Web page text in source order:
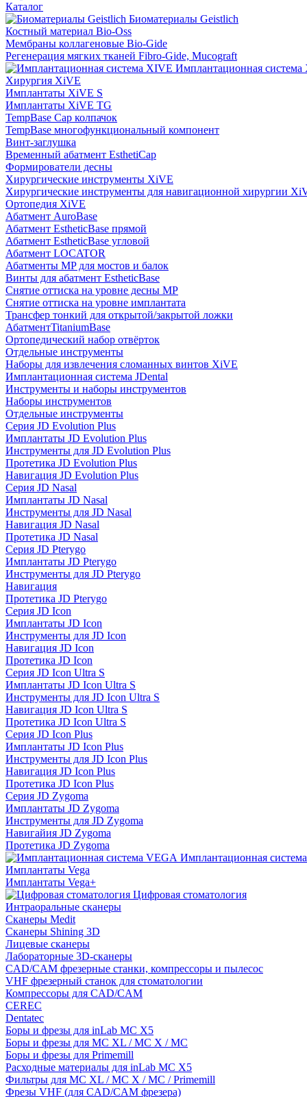
Каталог
Биоматериалы Geistlich
Костный материал Bio-Oss
Мембраны коллагеновые Bio-Gide
Регенерация мягких тканей Fibro-Gide, Mucograft
Имплантационная
Хирургия XiVE
Имплантаты XiVE S
Имплантаты XiVE TG
TempBase Cap колпачок
TempBase многофункциональный компонент
Винт-заглушка
Временный абатмент EsthetiCap
Формирователи десны
Хирургические инструменты XiVE
Хирургические инструменты для навигационной хирургии
Ортопедия XiVE
Абатмент AuroBase
Абатмент EstheticBase прямой
Абатмент EstheticBase угловой
Абатмент LOCATOR
Абатменты MP для мостов и балок
Винты для абатмент EstheticBase
Снятие оттиска на уровне десны MP
Снятие оттиска на уровне имплантата
Трансфер тонкий для открытой/закрытой ложки
АбатментTitaniumBase
Ортопедический набор отвёрток
Отдельные инструменты
Наборы для извлечения сломанных винтов XiVE
Имплантационная система JDental
Инструменты и наборы инструментов
Наборы инструментов
Отдельные инструменты
Серия JD Evolution Plus
Имплантаты JD Evolution Plus
Инструменты для JD Evolution Plus
Протетика JD Evolution Plus
Навигация JD Evolution Plus
Серия JD Nasal
Имплантаты JD Nasal
Инструменты для JD Nasal
Навигация JD Nasal
Протетика JD Nasal
Серия JD Pterygo
Имплантаты JD Pterygo
Инструменты для JD Pterygo
Навигация
Протетика JD Pterygo
Серия JD Icon
Имплантаты JD Icon
Инструменты для JD Icon
Навигация JD Icon
Протетика JD Icon
Серия JD Icon Ultra S
Имплантаты JD Icon Ultra S
Инструменты для JD Icon Ultra S
Навигация JD Icon Ultra S
Протетика JD Icon Ultra S
Серия JD Icon Plus
Имплантаты JD Icon Plus
Инструменты для JD Icon Plus
Навигация JD Icon Plus
Протетика JD Icon Plus
Серия JD Zygoma
Имплантаты JD Zygoma
Инструменты для JD Zygoma
Навигайия JD Zygoma
Протетика JD Zygoma
Имплантационная
Имплантаты Vega
Имплантаты Vega+
Цифровая стоматология
Интраоральные сканеры
Сканеры Medit
Сканеры Shining 3D
Лицевые сканеры
Лабораторные 3D-сканеры
CAD/CAM фрезерные станки, компрессоры и пылесос
VHF фрезерный станок для стоматологии
Компрессоры для CAD/CAM
CEREC
Dentatec
Боры и фрезы для inLab MC X5
Боры и фрезы для MC XL / MC X / MC
Боры и фрезы для Primemill
Расходные материалы для inLab MC X5
Фильтры для MC XL / MC X / MC / Primemill
Фрезы VHF (для CAD/CAM фрезера)